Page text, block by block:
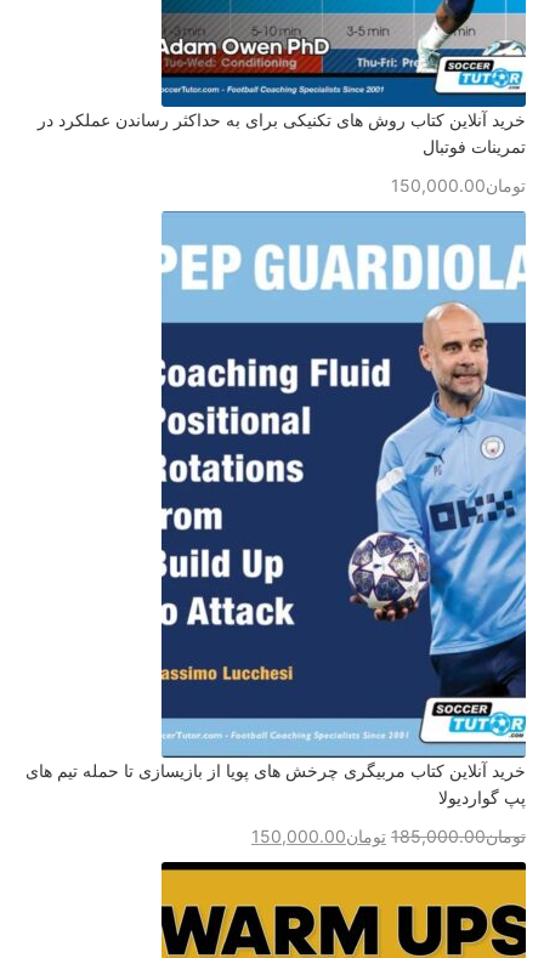
خرید آنلاین کتاب روش های تکنیکی برای به حداکثر رساندن عملکرد در
تمرینات فوتبال
تومان150,000.00
خرید آنلاین کتاب مربیگری چرخش های پویا از بازیسازی تا حمله تیم های
پپ گواردیولا
تومان185,000.00 تومان150,000.00